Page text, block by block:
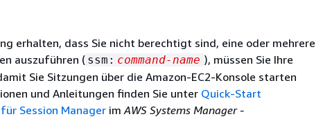
erhalten, dass Sie nicht berechtigt sind, eine oder mehrere
auszuführen ( ssm: command-name ), müssen Sie Ihre
Sie Sitzungen über die Amazon-EC2-Konsole starten
und Anleitungen finden Sie unter Quick-Start
Session Manager imAWS Systems Manager -